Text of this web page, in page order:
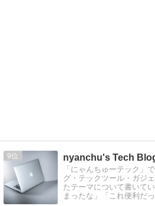
9 nyanchu's Tech
「にゃんちゅーテック」
グ・テックツール・ガジ
たテーマについて書いて
まったな」「これ便利だ